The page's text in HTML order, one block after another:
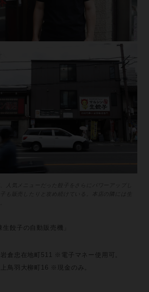
人気メニューだった餃子をさらにパワーアップし
餃子の自動販売機」
倉忠在地町511 ※電子マネー使用可。
鳥羽大柳町16 ※現金のみ。